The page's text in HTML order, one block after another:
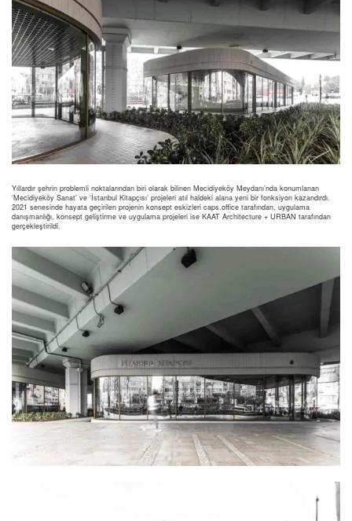
Yıllardır şehrin problemli noktalarından biri olarak bilinen Mecidiyeköy Meydanı’nda konumlanan
‘Mecidiyeköy Sanat’ ve ‘İstanbul Kitapçısı’ projeleri atıl haldeki alana yeni bir fonksiyon kazandırdı.
2021 senesinde hayata geçirilen projenin konsept eskizleri caps.office tarafından, uygulama
danışmanlığı, konsept geliştirme ve uygulama projeleri ise KAAT Architecture + URBAN tarafından
gerçekleştirildi.